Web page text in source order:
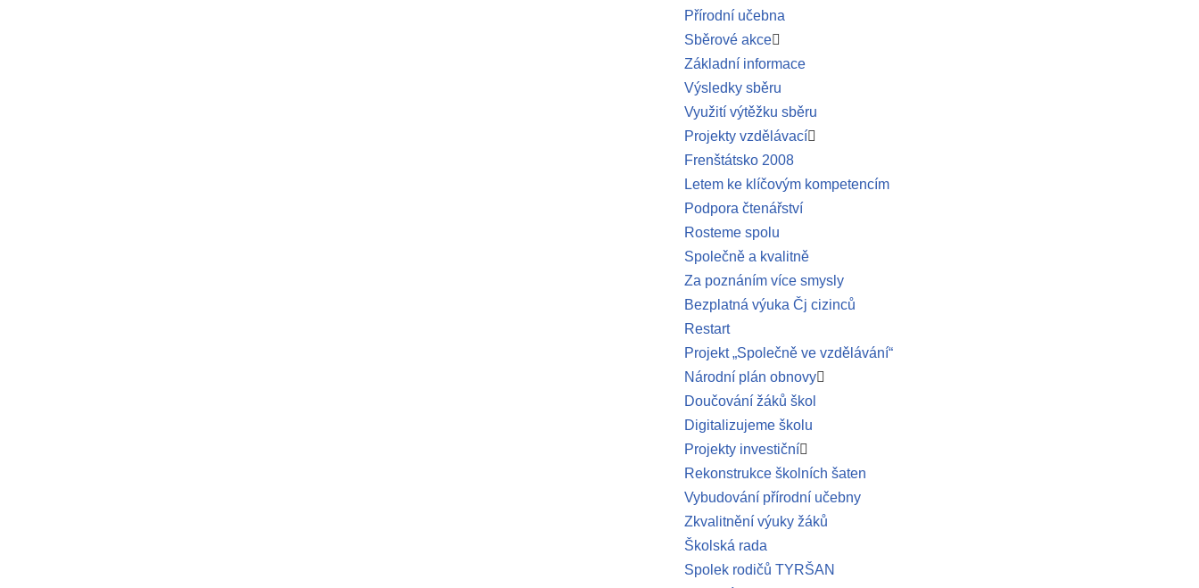
Přírodní učebna
Sběrové akce
Základní informace
Výsledky sběru
Využití výtěžku sběru
Projekty vzdělávací
Frenštátsko 2008
Letem ke klíčovým kompetencím
Podpora čtenářství
Rosteme spolu
Společně a kvalitně
Za poznáním více smysly
Bezplatná výuka Čj cizinců
Restart
Projekt „Společně ve vzdělávání“
Národní plán obnovy
Doučování žáků škol
Digitalizujeme školu
Projekty investiční
Rekonstrukce školních šaten
Vybudování přírodní učebny
Zkvalitnění výuky žáků
Školská rada
Spolek rodičů TYRŠAN